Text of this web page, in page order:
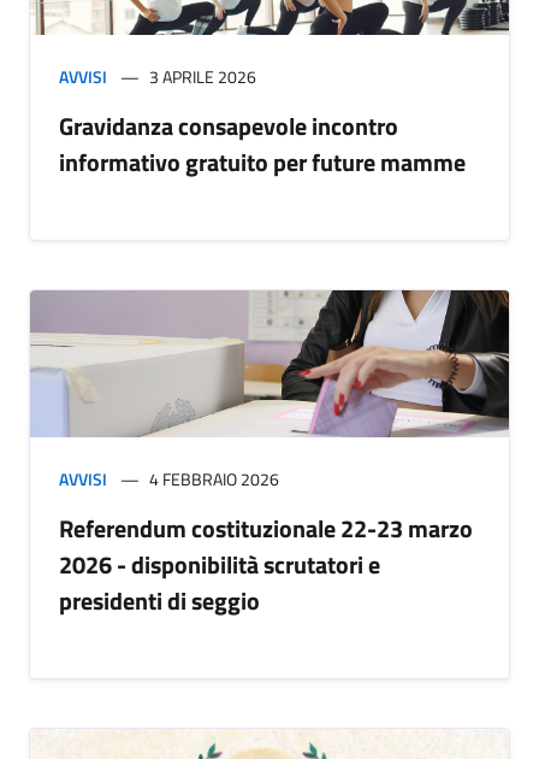
AVVISI 3 APRILE 2026
Gravidanza consapevole incontro
informativo gratuito per future mamme
AVVISI 4 FEBBRAIO 2026
Referendum costituzionale 22-23 marzo
2026 - disponibilità scrutatori e
presidenti di seggio